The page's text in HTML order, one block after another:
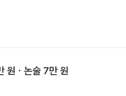
원ㆍ논술 7만 원